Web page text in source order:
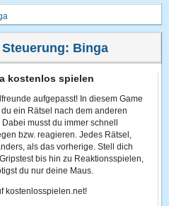
Binga
kostenlos spielen
aufgepasst! In diesem Game
du ein Rätsel nach dem anderen
Dabei musst du immer schnell
bzw. reagieren. Jedes Rätsel,
als das vorherige. Stell dich
bis hin zu Reaktionsspielen,
du nur deine Maus.
kostenlosspielen.net!